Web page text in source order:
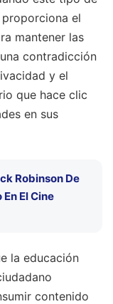
el
mantener las
contradicción
y el
que hace clic
en sus
Robinson De
El Cine
la educación
contenido